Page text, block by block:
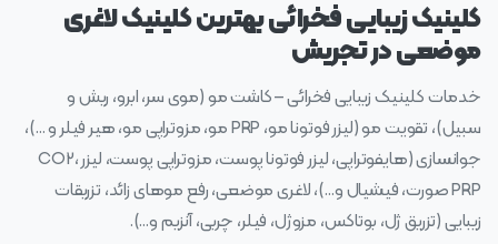
کلینیک زیبایی فخرائی بهترین کلینیک لاغری
موضعی در تجریش
خدمات کلینیک زیبایی فخرائی – کاشت مو (موی سر، ابرو، ریش و
سبیل)، تقویت مو (لیزر فوتونا مو، PRP مو، مزوتراپی مو، هیر فیلر و …)،
جوانسازی (هایفوتراپی، لیزر فوتونا پوست، مزوتراپی پوست، لیزر CO2،
PRP صورت، فیشیال و…)، لاغری موضعی، رفع موهای زائد، تزریقات
زیبایی (تزریق ژل، بوتاکس، مزوژل، فیلر، چربی، آنزیم و…).